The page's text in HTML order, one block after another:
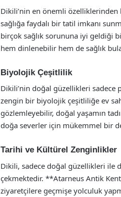
Dikili’nin en önemli özelliklerinden
sağlığa faydalı bir tatil imkanı
birçok sağlık sorununa iyi geldiği
hem dinlenebilir hem de sağlık
Biyolojik Çeşitlilik
Dikili’nin doğal güzellikleri sadece
zengin bir biyolojik çeşitliliğe ev
gözlemleyebilir, doğal yaşamın
doğa severler için mükemmel bir
Tarihi ve Kültürel Zenginlikler
Dikili, sadece doğal güzellikleri ile
çekmektedir. **Atarneus Antik
ziyaretçilere geçmişe yolculuk